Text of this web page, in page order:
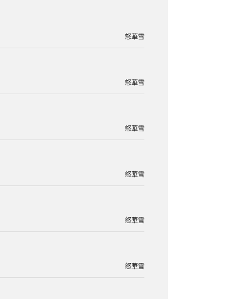
怒華雪
怒華雪
怒華雪
怒華雪
怒華雪
怒華雪